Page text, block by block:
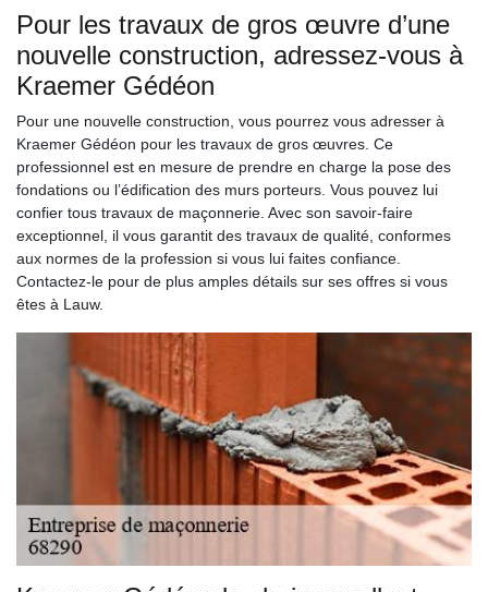
Pour les travaux de gros œuvre d’une
nouvelle construction, adressez-vous à
Kraemer Gédéon
Pour une nouvelle construction, vous pourrez vous adresser à
Kraemer Gédéon pour les travaux de gros œuvres. Ce
professionnel est en mesure de prendre en charge la pose des
fondations ou l’édification des murs porteurs. Vous pouvez lui
confier tous travaux de maçonnerie. Avec son savoir-faire
exceptionnel, il vous garantit des travaux de qualité, conformes
aux normes de la profession si vous lui faites confiance.
Contactez-le pour de plus amples détails sur ses offres si vous
êtes à Lauw.